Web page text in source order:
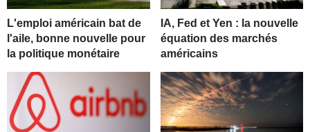
L'emploi américain bat de
l'aile, bonne nouvelle pour
la politique monétaire
IA, Fed et Yen : la nouvelle
équation des marchés
américains